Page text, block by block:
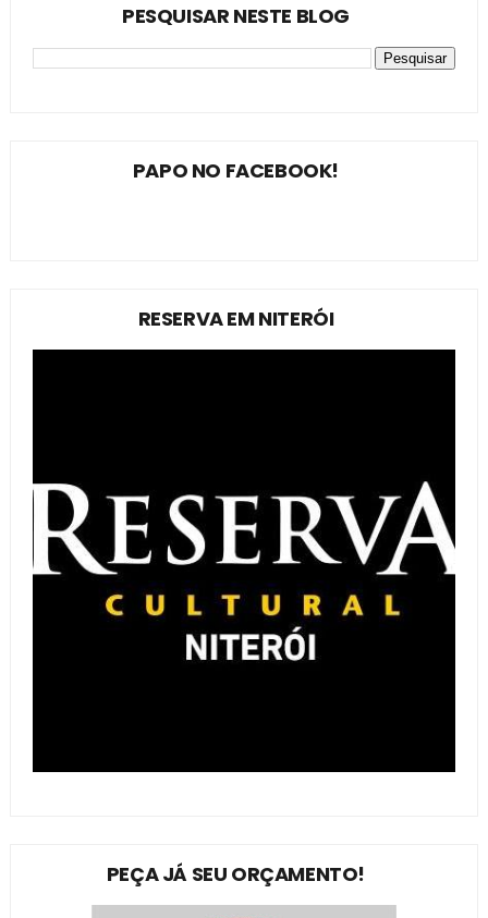
PESQUISAR NESTE BLOG
PAPO NO FACEBOOK!
RESERVA EM NITERÓI
PEÇA JÁ SEU ORÇAMENTO!